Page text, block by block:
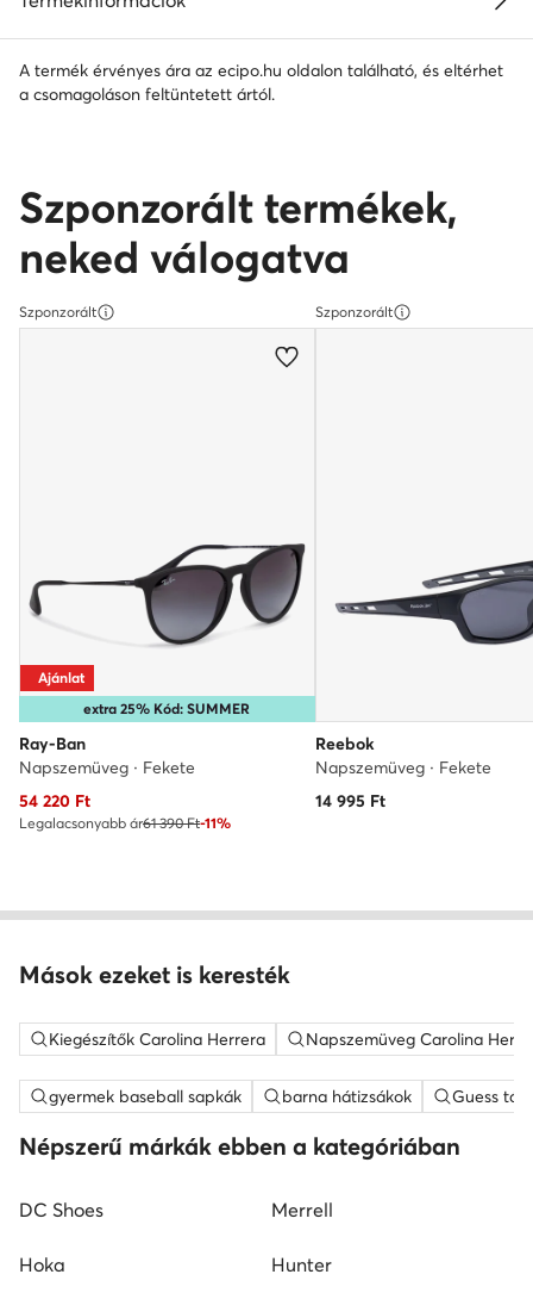
A termék érvényes ára az ecipo.hu oldalon található, és eltérhet
a csomagoláson feltüntetett ártól.
Szponzorált termékek,
neked válogatva
Szponzorált
extra 25% Kód: SUMMER
Ajánlat
Ray-Ban
Napszemüveg · Fekete
Aktuális ár
54 220 Ft
Legalacsonyabb ár61 390 Ft-11%
Szponzorált
Reebok
Napszemüveg · Fekete
14 995 Ft
Mások ezeket is keresték
Kiegészítők Carolina Herrera Napszemüveg Carolina
gyermek baseball sapkák barna hátizsákok Guess
Népszerű márkák ebben a kategóriában
DC Shoes Merrell
Hoka Hunter